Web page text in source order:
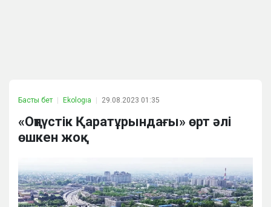
Басты бет Ekologıa 29.08.2023 01:35
«Оңтүстік Қаратұрындағы» өрт әлі
өшкен жоқ